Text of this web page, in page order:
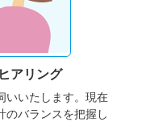
アリング
いたします。 現在
のバランスを把握し